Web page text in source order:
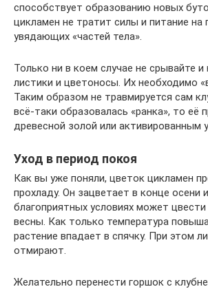
способствует образованию новых
цикламен не тратит силы и питание на
увядающих «частей тела».
Только ни в коем случае не срывайте и
листики и цветоносы. Их необходимо
Таким образом не травмируется сам
всё-таки образовалась «ранка», то её
древесной золой или активированным
Уход в период покоя
Как вы уже поняли, цветок цикламен
прохладу. Он зацветает в конце осени
благоприятных условиях может
весны. Как только температура
растение впадает в спячку. При этом
отмирают.
Желательно перенести горшок с